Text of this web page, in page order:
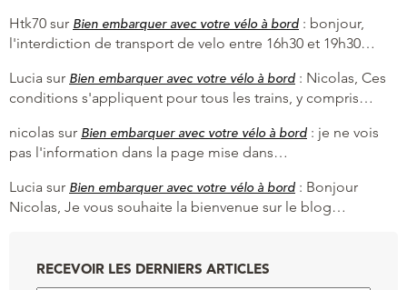
Htk70 sur Bien embarquer avec votre vélo à bord : bonjour,
l'interdiction de transport de velo entre 16h30 et 19h30…
Lucia sur Bien embarquer avec votre vélo à bord : Nicolas, Ces
conditions s'appliquent pour tous les trains, y compris…
nicolas sur Bien embarquer avec votre vélo à bord : je ne vois
pas l'information dans la page mise dans…
Lucia sur Bien embarquer avec votre vélo à bord : Bonjour
Nicolas, Je vous souhaite la bienvenue sur le blog…
RECEVOIR LES DERNIERS ARTICLES